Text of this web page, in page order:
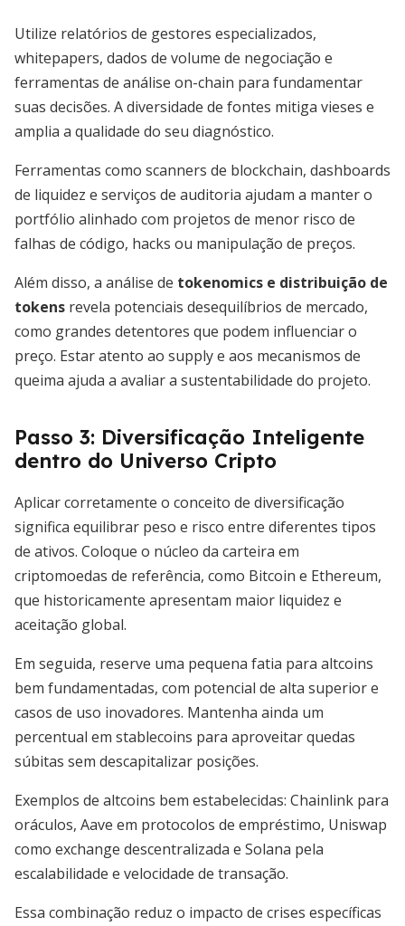
Utilize relatórios de gestores especializados,
whitepapers, dados de volume de negociação e
ferramentas de análise on-chain para fundamentar
suas decisões. A diversidade de fontes mitiga vieses e
amplia a qualidade do seu diagnóstico.
Ferramentas como scanners de blockchain, dashboards
de liquidez e serviços de auditoria ajudam a manter o
portfólio alinhado com projetos de menor risco de
falhas de código, hacks ou manipulação de preços.
Além disso, a análise de tokenomics e distribuição de
tokens revela potenciais desequilíbrios de mercado,
como grandes detentores que podem influenciar o
preço. Estar atento ao supply e aos mecanismos de
queima ajuda a avaliar a sustentabilidade do projeto.
Passo 3: Diversificação Inteligente
dentro do Universo Cripto
Aplicar corretamente o conceito de diversificação
significa equilibrar peso e risco entre diferentes tipos
de ativos. Coloque o núcleo da carteira em
criptomoedas de referência, como Bitcoin e Ethereum,
que historicamente apresentam maior liquidez e
aceitação global.
Em seguida, reserve uma pequena fatia para altcoins
bem fundamentadas, com potencial de alta superior e
casos de uso inovadores. Mantenha ainda um
percentual em stablecoins para aproveitar quedas
súbitas sem descapitalizar posições.
Exemplos de altcoins bem estabelecidas: Chainlink para
oráculos, Aave em protocolos de empréstimo, Uniswap
como exchange descentralizada e Solana pela
escalabilidade e velocidade de transação.
Essa combinação reduz o impacto de crises específicas